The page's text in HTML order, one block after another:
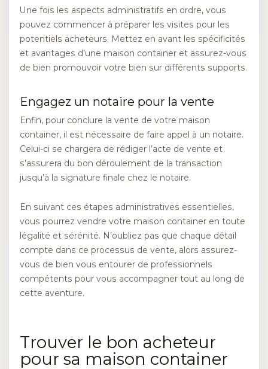
Une fois les aspects administratifs en ordre, vous
pouvez commencer à préparer les visites pour les
potentiels acheteurs. Mettez en avant les spécificités
et avantages d’une maison container et assurez-vous
de bien promouvoir votre bien sur différents supports.
Engagez un notaire pour la vente
Enfin, pour conclure la vente de votre maison
container, il est nécessaire de faire appel à un notaire.
Celui-ci se chargera de rédiger l’acte de vente et
s’assurera du bon déroulement de la transaction
jusqu’à la signature finale chez le notaire.
En suivant ces étapes administratives essentielles,
vous pourrez vendre votre maison container en toute
légalité et sérénité. N’oubliez pas que chaque détail
compte dans ce processus de vente, alors assurez-
vous de bien vous entourer de professionnels
compétents pour vous accompagner tout au long de
cette aventure.
Trouver le bon acheteur
pour sa maison container